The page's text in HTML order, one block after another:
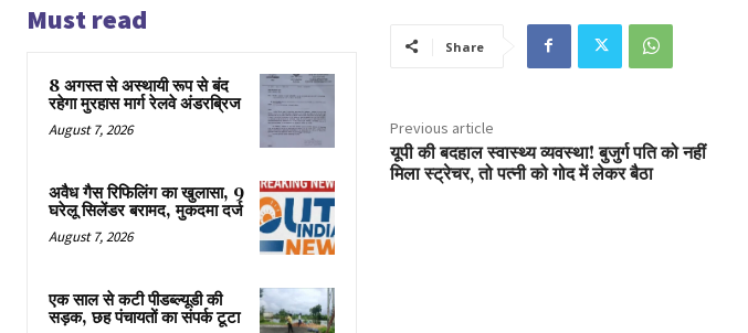
Must read
8 अगस्त से अस्थायी रूप से बंद
रहेगा मुरहास मार्ग रेलवे अंडरब्रिज
August 7, 2026
अवैध गैस रिफिलिंग का खुलासा, 9
घरेलू सिलेंडर बरामद, मुकदमा दर्ज
August 7, 2026
एक साल से कटी पीडब्ल्यूडी की
सड़क, छह पंचायतों का संपर्क टूटा
Share
Previous article
यूपी की बदहाल स्वास्थ्य व्यवस्था! बुजुर्ग पति को नहीं
मिला स्ट्रेचर, तो पत्नी को गोद में लेकर बैठा